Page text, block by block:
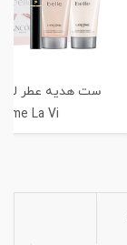
ست هدیه عطر
La Vi...